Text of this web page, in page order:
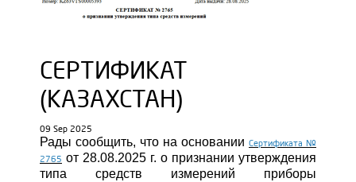
СЕРТИФИКАТ
(КАЗАХСТАН)
09 Sep 2025
Рады сообщить, что на основании Сертификата №
2765 от 28.08.2025 г. о признании утверждения
типа средств измерений приборы